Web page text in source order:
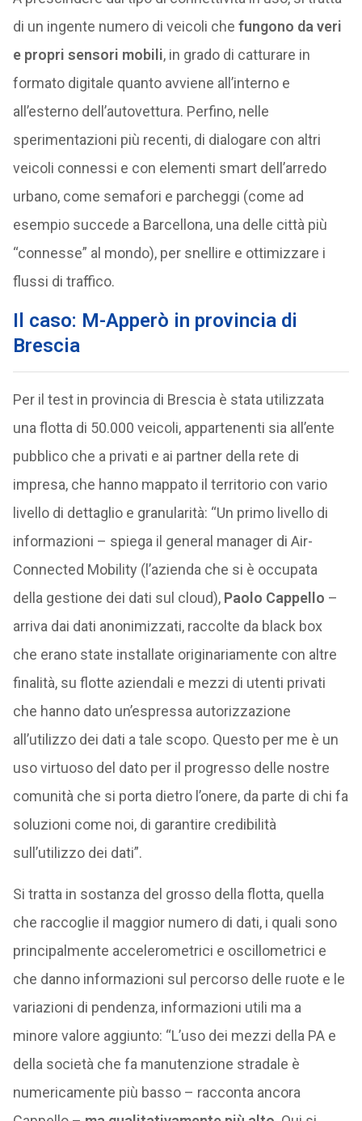
di un ingente numero di veicoli che fungono da veri
e propri sensori mobili, in grado di catturare in
formato digitale quanto avviene all’interno e
all’esterno dell’autovettura. Perfino, nelle
sperimentazioni più recenti, di dialogare con altri
veicoli connessi e con elementi smart dell’arredo
urbano, come semafori e parcheggi (come ad
esempio succede a Barcellona, una delle città più
“connesse” al mondo), per snellire e ottimizzare i
flussi di traffico.
Il caso: M-Apperò in provincia di
Brescia
Per il test in provincia di Brescia è stata utilizzata
una flotta di 50.000 veicoli, appartenenti sia all’ente
pubblico che a privati e ai partner della rete di
impresa, che hanno mappato il territorio con vario
livello di dettaglio e granularità: “Un primo livello di
informazioni – spiega il general manager di Air-
Connected Mobility (l’azienda che si è occupata
della gestione dei dati sul cloud), Paolo Cappello –
arriva dai dati anonimizzati, raccolte da black box
che erano state installate originariamente con altre
finalità, su flotte aziendali e mezzi di utenti privati
che hanno dato un’espressa autorizzazione
all’utilizzo dei dati a tale scopo. Questo per me è un
uso virtuoso del dato per il progresso delle nostre
comunità che si porta dietro l’onere, da parte di chi fa
soluzioni come noi, di garantire credibilità
sull’utilizzo dei dati”.
Si tratta in sostanza del grosso della flotta, quella
che raccoglie il maggior numero di dati, i quali sono
principalmente accelerometrici e oscillometrici e
che danno informazioni sul percorso delle ruote e le
variazioni di pendenza, informazioni utili ma a
minore valore aggiunto: “L’uso dei mezzi della PA e
della società che fa manutenzione stradale è
numericamente più basso – racconta ancora